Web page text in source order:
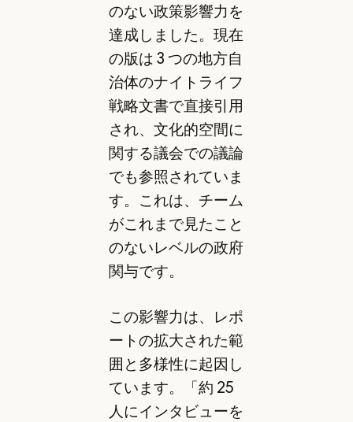
のない政策影響力を
達成しました。現在
の版は 3 つの地方自
治体のナイトライフ
戦略文書で直接引用
され、文化的空間に
関する議会での議論
でも参照されていま
す。これは、チーム
がこれまで見たこと
のないレベルの政府
関与です。
この影響力は、レポ
ートの拡大された範
囲と多様性に起因し
ています。「約 25
人にインタビューを